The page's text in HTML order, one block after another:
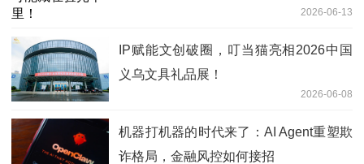
2026-06-13
IP赋能文创破圈，叮当猫亮相2026中国
义乌文具礼品展！
2026-06-08
机器打机器的时代来了：AI Agent重塑欺
诈格局，金融风控如何接招